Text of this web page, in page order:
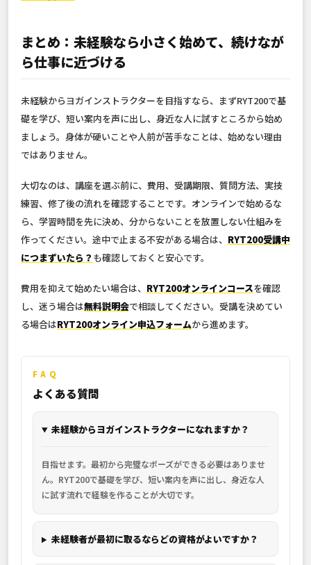
まとめ：未経験なら小さく始めて、続けなが
ら仕事に近づける
未経験からヨガインストラクターを目指すなら、まずRYT200で基
礎を学び、短い案内を声に出し、身近な人に試すところから始め
ましょう。身体が硬いことや人前が苦手なことは、始めない理由
ではありません。
大切なのは、講座を選ぶ前に、費用、受講期限、質問方法、実技
練習、修了後の流れを確認することです。オンラインで始めるな
ら、学習時間を先に決め、分からないことを放置しない仕組みを
作ってください。途中で止まる不安がある場合は、 RYT200受講中
につまずいたら？ も確認しておくと安心です。
費用を抑えて始めたい場合は、 RYT200オンラインコースを確認
し、迷う場合は無料説明会で相談してください。受講を決めてい
る場合はRYT200オンライン申込フォームから進めます。
FAQ
よくある質問
未経験からヨガインストラクターになれますか？
目指せます。最初から完璧なポーズができる必要はありませ
ん。RYT200で基礎を学び、短い案内を声に出し、身近な人
に試す流れで経験を作ることが大切です。
未経験者が最初に取るならどの資格がよいですか？